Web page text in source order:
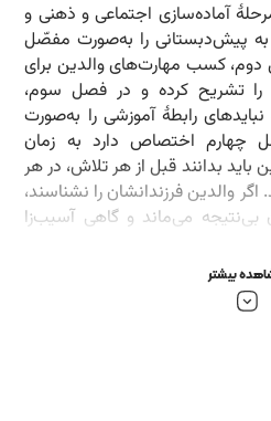
آماده‌سازی اجتماعی و ذهنی و
پیش‌دبستانی را به‌صورت مفصّل
کسب مهارت‌های والدین برای
را تشریح کرده و در فصل سوم،
رابطۀ آموزشی را به‌صورت
چهارم اختصاص دارد به زمان
باید بدانند قبل از هر تلاش، در هر
والدین فرزندانشان را نشناسند،
بی‌نتیجه می‌ماند و گاهی آسیب‌زا
این، وظیفۀ والدین را چندین برابر،
می‌مانند. اولینی هستند بدون
بیشتر